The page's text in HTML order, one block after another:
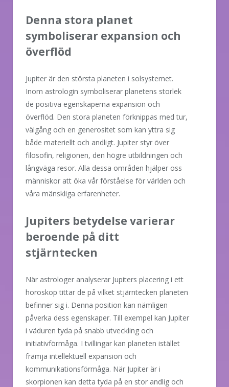
Denna stora planet
symboliserar expansion och
överflöd
Jupiter är den största planeten i solsystemet.
Inom astrologin symboliserar planetens storlek
de positiva egenskaperna expansion och
överflöd. Den stora planeten förknippas med tur,
välgång och en generositet som kan yttra sig
både materiellt och andligt. Jupiter styr över
filosofin, religionen, den högre utbildningen och
långväga resor. Alla dessa områden hjälper oss
människor att öka vår förståelse för världen och
våra mänskliga erfarenheter.
Jupiters betydelse varierar
beroende på ditt
stjärntecken
När astrologer analyserar Jupiters placering i ett
horoskop tittar de på vilket stjärntecken planeten
befinner sig i. Denna position kan nämligen
påverka dess egenskaper. Till exempel kan Jupiter
i väduren tyda på snabb utveckling och
initiativförmåga. I tvillingar kan planeten istället
främja intellektuell expansion och
kommunikationsförmåga. När Jupiter är i
skorpionen kan detta tyda på en stor andlig och